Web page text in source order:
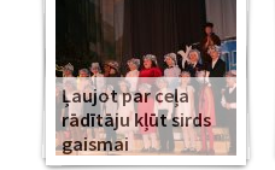
Ļaujot par ceļa
rādītāju kļūt sirds
gaismai